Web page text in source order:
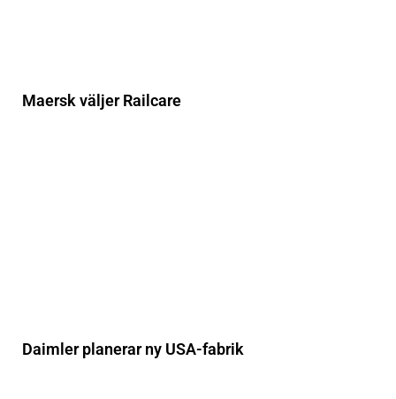
Maersk väljer Railcare
Daimler planerar ny USA-fabrik